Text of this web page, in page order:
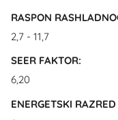
RASPON
2,7 - 11,7
SEER FAKTOR:
6,20
ENERGETSKI